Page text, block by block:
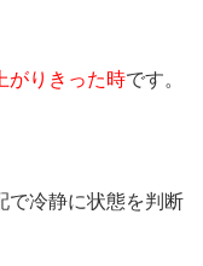
がりきった時です。
で冷静に状態を判断